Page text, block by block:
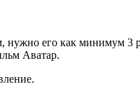
нужно его как минимум 3
Аватар.